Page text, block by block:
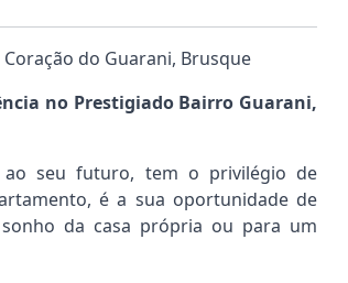
do Guarani, Brusque
no Prestigiado Bairro Guarani,
ao seu futuro, tem o privilégio de
é a sua oportunidade de
da casa própria ou para um